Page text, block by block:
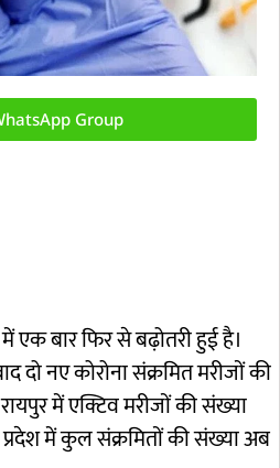
Group
एक बार फिर से बढ़ोतरी हुई है।
दो नए कोरोना संक्रमित मरीजों की
में एक्टिव मरीजों की संख्या
में कुल संक्रमितों की संख्या अब